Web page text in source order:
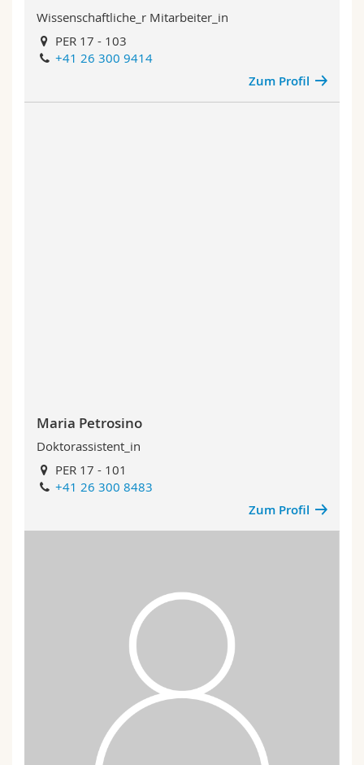
Wissenschaftliche_r Mitarbeiter_in
PER 17 - 103
+41 26 300 9414
Zum Profil
Maria Petrosino
Doktorassistent_in
PER 17 - 101
+41 26 300 8483
Zum Profil